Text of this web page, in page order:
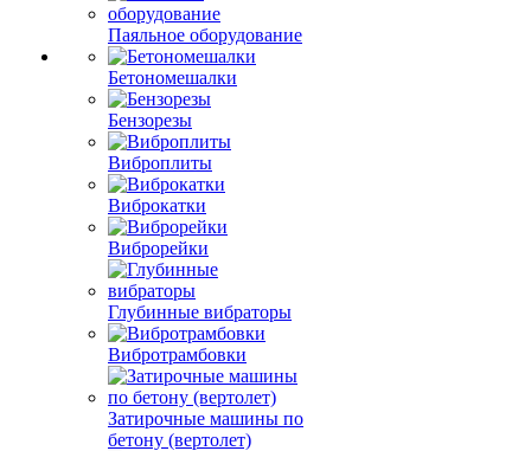
Паяльное оборудование
Бетономешалки
Бензорезы
Виброплиты
Виброкатки
Виброрейки
Глубинные вибраторы
Вибротрамбовки
Затирочные машины по
бетону (вертолет)